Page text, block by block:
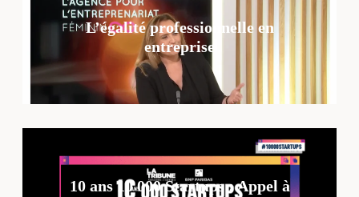
L’égalité professionnelle en
entreprise
10 ans 10 000 Startups : Appel à